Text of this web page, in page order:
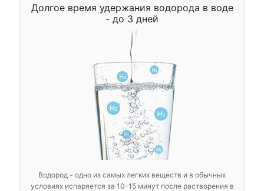
Долгое время удержания водорода в воде
- до 3 дней
Водород - одно из самых легких веществ и в обычных
условиях испаряется за 10-15 минут после растворения в